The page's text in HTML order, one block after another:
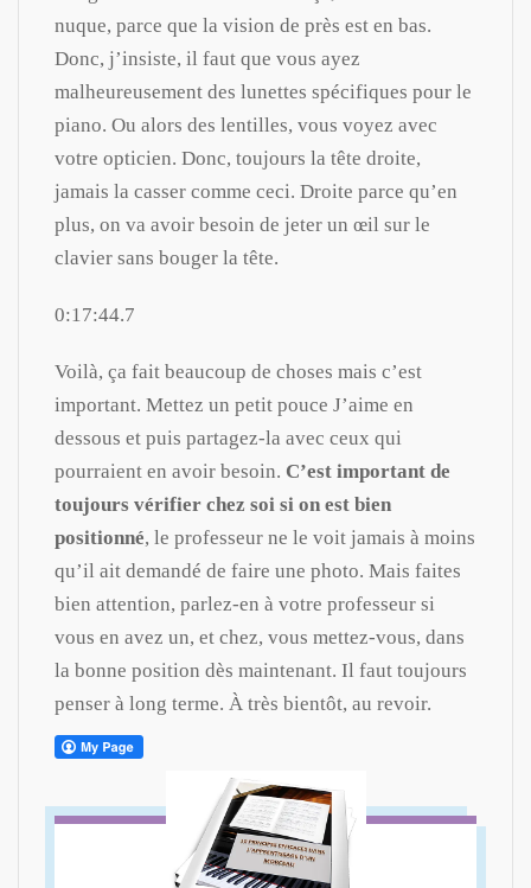
nuque, parce que la vision de près est en bas.
Donc, j’insiste, il faut que vous ayez
malheureusement des lunettes spécifiques pour le
piano. Ou alors des lentilles, vous voyez avec
votre opticien. Donc, toujours la tête droite,
jamais la casser comme ceci. Droite parce qu’en
plus, on va avoir besoin de jeter un œil sur le
clavier sans bouger la tête.
0:17:44.7
Voilà, ça fait beaucoup de choses mais c’est
important. Mettez un petit pouce J’aime en
dessous et puis partagez-la avec ceux qui
pourraient en avoir besoin. C’est important de
toujours vérifier chez soi si on est bien
positionné, le professeur ne le voit jamais à moins
qu’il ait demandé de faire une photo. Mais faites
bien attention, parlez-en à votre professeur si
vous en avez un, et chez, vous mettez-vous, dans
la bonne position dès maintenant. Il faut toujours
penser à long terme. À très bientôt, au revoir.